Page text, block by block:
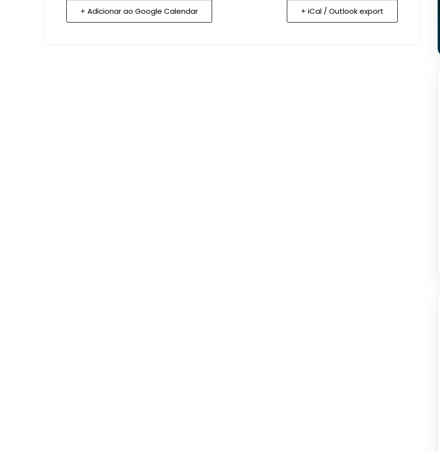
+ Adicionar ao Google Calendar + iCal / Outlook export